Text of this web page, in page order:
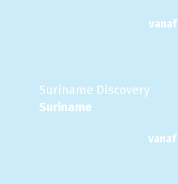
Suriname Discovery
Suriname
vanaf